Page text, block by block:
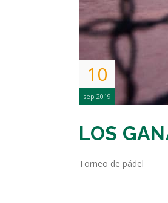
10
sep 2019
LOS
Torneo de pádel